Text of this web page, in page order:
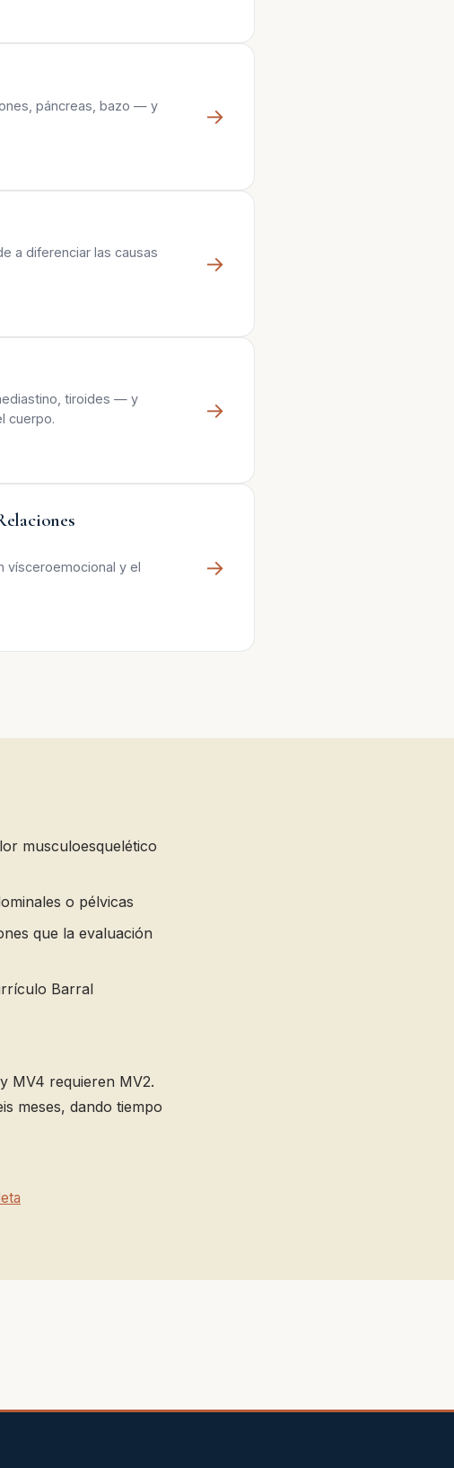
páncreas, bazo — y
→
a diferenciar las causas
→
tiroides — y
cuerpo.
→
vísceroemocional y el
→
musculoesquelético
o pélvicas
que la evaluación
Barral
MV4 requieren MV2.
meses, dando tiempo